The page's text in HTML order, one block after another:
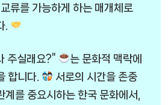
류를 가능하게 하는 매개체로
.
주실래요?”
는 문화적 맥락에
합니다.
서로의 시간을 존중
계를 중요시하는 한국 문화에서,